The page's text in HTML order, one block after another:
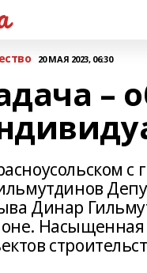
20 МАЯ 2023, 06:30
–
Динар
Насыщенная